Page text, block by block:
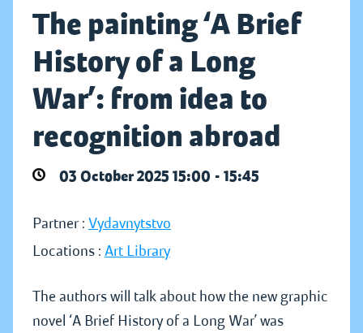
The painting ‘A Brief
History of a Long
War’: from idea to
recognition abroad
03 October 2025 15:00 - 15:45
Partner : Vydavnytstvo
Locations : Art Library
The authors will talk about how the new graphic
novel ‘A Brief History of a Long War’ was